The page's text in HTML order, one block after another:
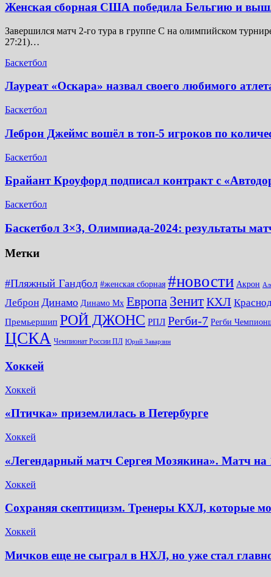
Женская сборная США победила Бельгию и
Завершился матч 2-го тура в группе C на олимпийском
27:21)…
Баскетбол
Лауреат «Оскара» назвал своего любимого
Баскетбол
Леброн Джеймс вошёл в топ-5 игроков по
Баскетбол
Брайант Кроуфорд подписал контракт с
Баскетбол
Баскетбол 3×3, Олимпиада-2024: результаты
Метки
#Пляжный Гандбол #женская сборная #новости Акрон
Леброн Динамо Динамо Мх Европа ЗенитКХЛ
Премьершип РОЙ ДЖОНС РПЛ Регби-7 Регби
ЦСКА Чемпионат России ПЛ Юрий Заварзин
Хоккей
Хоккей
«Птичка» приземлилась в Петербурге
Хоккей
«Легендарный матч Сергея Мозякина». Матч на
Хоккей
Сохраняя скептицизм. Тренеры КХЛ, которые
Хоккей
Мичков еще не сыграл в НХЛ, но уже стал